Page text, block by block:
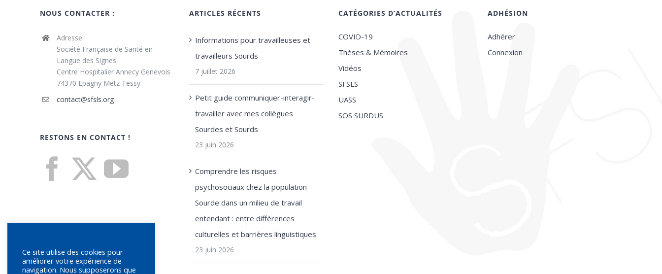
NOUS CONTACTER :
Adresse :
Société Française de Santé en
Langue des Signes
Centre Hospitalier Annecy Genevois
74370 Epagny Metz Tessy
contact@sfsls.org
RESTONS EN CONTACT !
ARTICLES RÉCENTS
Informations pour travailleuses et
travailleurs Sourds
7 juillet 2026
Petit guide communiquer-interagir-
travailler avec mes collègues
Sourdes et Sourds
23 juin 2026
Comprendre les risques
psychosociaux chez la population
Sourde dans un milieu de travail
entendant : entre différences
culturelles et barrières linguistiques
23 juin 2026
CATÉGORIES D’ACTUALITÉS
COVID-19
Thèses & Mémoires
Vidéos
SFSLS
UASS
SOS SURDUS
ADHÉSION
Adhérer
Connexion
Ce site utilise des cookies pour
améliorer votre expérience de
navigation. Nous supposerons que